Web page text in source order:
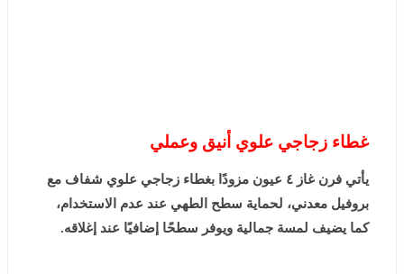
غطاء زجاجي علوي أنيق وعملي
يأتي فرن غاز ٤ عيون مزودًا بغطاء زجاجي علوي شفاف مع
بروفيل معدني، لحماية سطح الطهي عند عدم الاستخدام،
كما يضيف لمسة جمالية ويوفر سطحًا إضافيًا عند إغلاقه.